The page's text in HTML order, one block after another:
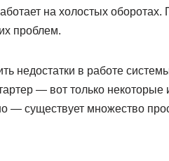
на холостых
проблем.
недостатки в работе
— вот только некоторые
— существует множество